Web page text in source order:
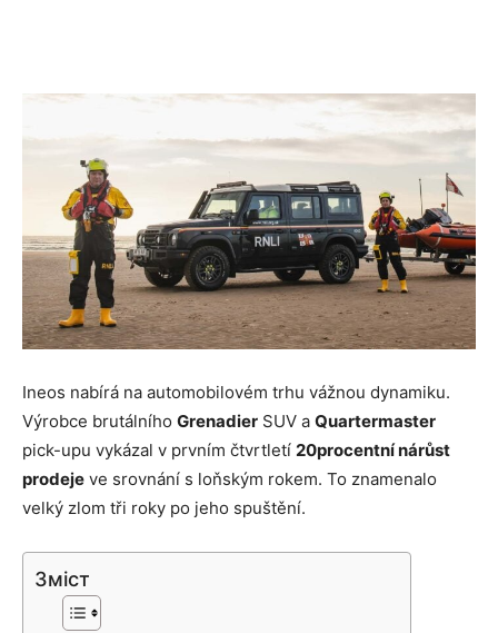
Ineos nabírá na automobilovém trhu vážnou dynamiku.
Výrobce brutálního Grenadier SUV a Quartermaster
pick-upu vykázal v prvním čtvrtletí 20procentní nárůst
prodeje ve srovnání s loňským rokem. To znamenalo
velký zlom tři roky po jeho spuštění.
Зміст